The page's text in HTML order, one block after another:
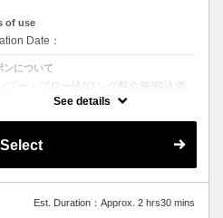
of use
Date：
ンについて
プー・ブロー込/ロング料金無/税込価
イナストリー トメント》ダメージの原
薬剤を完全除去、髪 質・頭皮改 善カ
内部再生力と保湿持続力で艶感UP
See details
Select
Est. Duration：Approx. 2 hrs30 mins